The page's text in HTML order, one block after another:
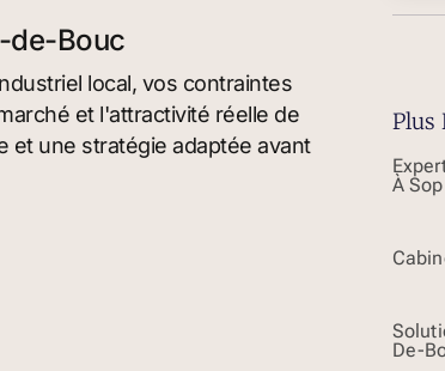
de-Bouc
local, vos contraintes
et l'attractivité réelle de
une stratégie adaptée avant
Plus
À
De-